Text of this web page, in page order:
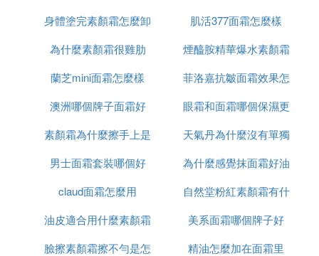
美凈、啟初這些品牌都是非常不錯的，對嬰兒的肌膚
不會產生什麼影響。
嬰幼兒和兒童潤膚補水面霜什麼牌子的好用、質量最
一般情況下，在冬天的時候，我們肌膚都是比較乾燥
的，所以不管是我們成年人還是出生沒有多久的嬰
兒，平時都需要塗一些護膚品來滋潤肌膚。不然皮膚
嬰兒的肌膚比較嬌嫩的，如果肌膚一直乾燥的話，容
易導致嬰兒的皮膚出現一些問題。那麼，嬰幼兒和兒
童潤膚補水面霜什麼牌子的好用、質量最安全呢？
別
身體塗完素顏霜怎麼卸
妝
肌活377面霜怎麼樣
為什麼素顏霜很雞肋
煙醯胺精華爆水素顏霜
怎麼用
蘭芝mini面霜怎麼樣
菲洛嘉抗皺面霜效果怎
麼樣
澳洲哪個牌子面霜好
眼霜和面霜哪個保濕更
好
素顏霜為什麼擦手上是
白渣
天氣丹為什麼沒有單獨
面霜
男士面霜套裝哪個好
為什麼感覺抹面霜好油
claud面霜怎麼用
自然堂粉紅素顏霜有什
麼功效
油皮適合用什麼素顏霜
和氣墊
美系面霜哪個牌子好
臉擦素顏霜擦不勻是怎
精油怎麼加在面霜里